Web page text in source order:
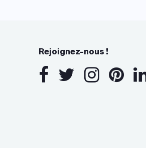
Rejoignez-nous !